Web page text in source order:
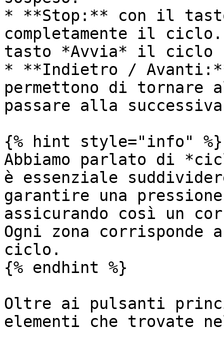
* **Stop:** con il
completamente il ciclo.
tasto *Avvia* il
* **Indietro /
permettono di tornare
passare alla
{% hint style="info" %}
Abbiamo parlato di
è essenziale
garantire una
assicurando così un
Ogni zona
ciclo.
{% endhint %}
Oltre ai pulsanti
elementi che trovate